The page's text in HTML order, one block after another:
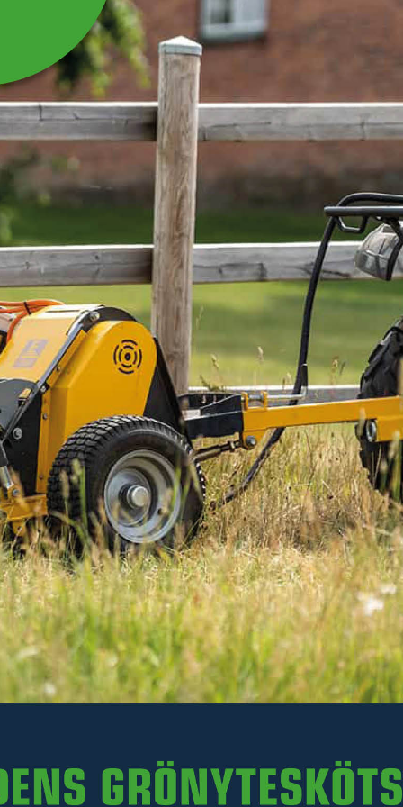
LYFT- OCH
DRAGSTROPP, 6 M,
4000/8000 KG
Lyft- och dragstopp, perfekt till olika hantverkare.
Läs mer
374 kr
Inkl. moms
I lager
- +
LÄGG I VARUKORGEN
Art. nr 47-37746
PRODUKTINFORMATION